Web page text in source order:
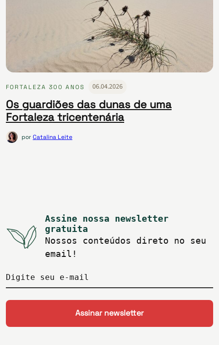
FORTALEZA 300 ANOS 06.04.2026
Os guardiões das dunas de uma
Fortaleza tricentenária
porCatalina Leite
Assine nossa newsletter
gratuita
Nossos conteúdos direto no seu
email!
Digite seu e-mail